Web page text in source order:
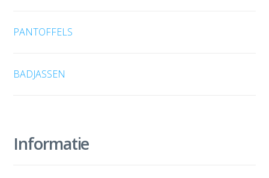
PANTOFFELS
BADJASSEN
Informatie